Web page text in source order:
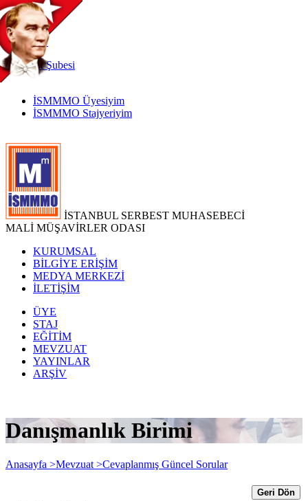
TR
|
EN
İnternetŞubesi
İSMMMO Üyesiyim
İSMMMO Stajyeriyim
İSTANBUL SERBEST MUHASEBECİ
MALİ MÜŞAVİRLER ODASI
KURUMSAL
BİLGİYE ERİŞİM
MEDYA MERKEZİ
İLETİŞİM
ÜYE
STAJ
EĞİTİM
MEVZUAT
YAYINLAR
ARŞİV
Danışmanlık Birimi
Anasayfa >Mevzuat >Cevaplanmış Güncel Sorular
Geri Dön